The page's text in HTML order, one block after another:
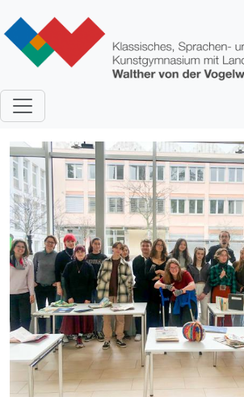
Bild